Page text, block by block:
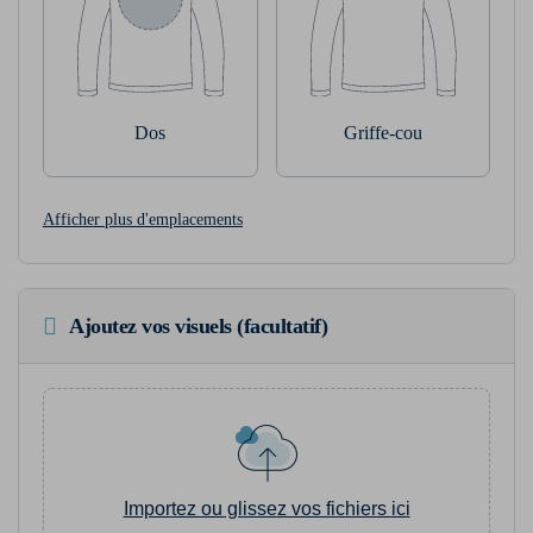
Dos Griffe-cou
Afficher plus d'emplacements
Ajoutez vos visuels (facultatif)
Importez ou glissez vos fichiers ici